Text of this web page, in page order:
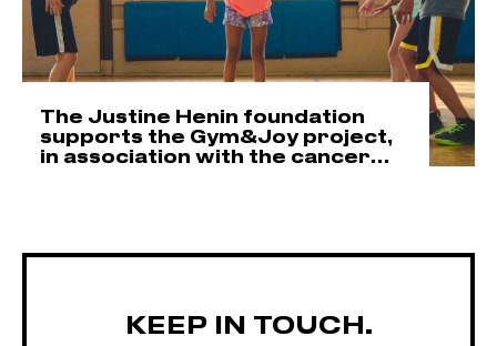
The Justine Henin foundation
supports the Gym&Joy project,
in association with the cancer
KEEP IN TOUCH.